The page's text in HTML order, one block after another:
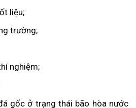
liệu;
trường;
nghiệm;
gốc ở trạng thái bão hòa nước